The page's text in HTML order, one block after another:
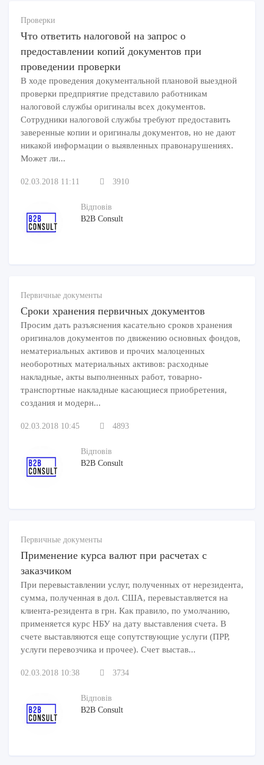
Проверки
Что ответить налоговой на запрос о
предоставлении копий документов при
проведении проверки
В ходе проведения документальной плановой выездной
проверки предприятие представило работникам
налоговой службы оригиналы всех документов.
Сотрудники налоговой службы требуют предоставить
заверенные копии и оригиналы документов, но не дают
никакой информации о выявленных правонарушениях.
Может ли...
02.03.2018 11:11 3910
Відповів
B2B Consult
Первичные документы
Сроки хранения первичных документов
Просим дать разъяснения касательно сроков хранения
оригиналов документов по движению основных фондов,
нематериальных активов и прочих малоценных
необоротных материальных активов: расходные
накладные, акты выполненных работ, товарно-
транспортные накладные касающиеся приобретения,
создания и модерн...
02.03.2018 10:45 4893
Відповів
B2B Consult
Первичные документы
Применение курса валют при расчетах с
заказчиком
При перевыставлении услуг, полученных от нерезидента,
сумма, полученная в дол. США, перевыставляется на
клиента-резидента в грн. Как правило, по умолчанию,
применяется курс НБУ на дату выставления счета. В
счете выставляются еще сопутствующие услуги (ПРР,
услуги перевозчика и прочее). Счет выстав...
02.03.2018 10:38 3734
Відповів
B2B Consult